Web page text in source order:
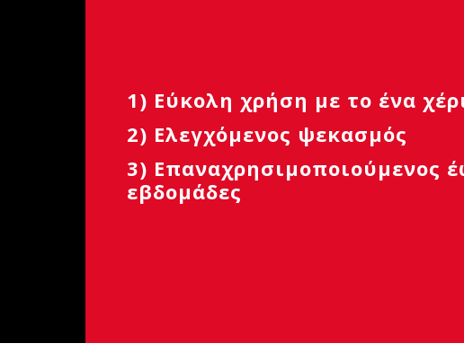
1) Εύκολη χρήση με το ένα
2) Ελεγχόμενος ψεκασμός
3) Επαναχρησιμοποιούμενος
εβδομάδες